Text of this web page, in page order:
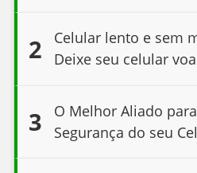
2
Celular lento e sem
Deixe seu celular
3
O Melhor Aliado
Segurança do seu